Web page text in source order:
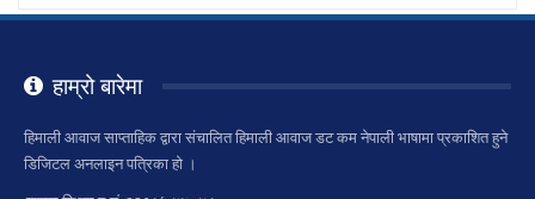
हाम्रो बारेमा
हिमाली आवाज साप्ताहिक द्वारा संचालित हिमाली आवाज डट कम नेपाली भाषामा प्रकाशित हुने
डिजिटल अनलाइन पत्रिका हो ।